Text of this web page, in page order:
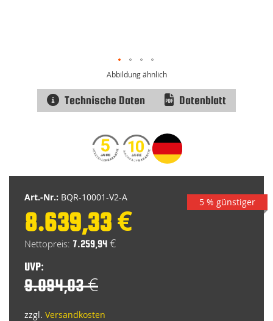
Art.-Nr.: BQR-10001-V2-A
Special
Price
8.639,33 €
7.259,94 €
UVP:
9.094,03 €
zzgl. Versandkosten
5 % günstiger
Abbildung ähnlich
Technische Daten Datenblatt
springen